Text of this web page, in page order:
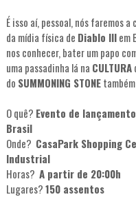
É isso aí, pessoal, nós faremos
da mídia física de Diablo IIIem
nos conhecer, bater um papo
uma passadinha lá na CULTURA
do SUMMONING STONE
O quê? Evento de
Brasil
Onde? CasaPark Shopping
Industrial
Horas? A partir de 20:00h
Lugares?150 assentos